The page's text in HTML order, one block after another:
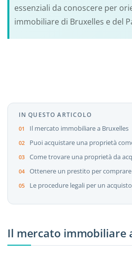
essenziali da conoscere per
immobiliare di Bruxelles e del
IN QUESTO ARTICOLO
Il mercato immobiliare a Bruxelles
Puoi acquistare una proprietà
Come trovare una proprietà da
Ottenere un prestito per comprare
Le procedure legali per un
Il mercato immobiliare